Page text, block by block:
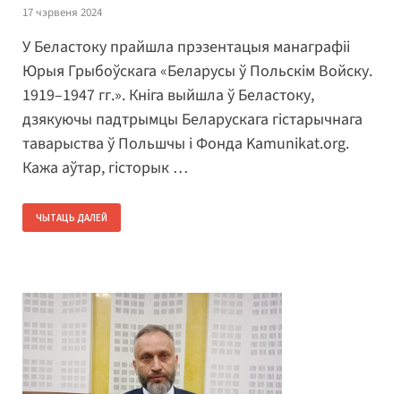
17 чэрвеня 2024
У Беластоку прайшла прэзентацыя манаграфіі
Юрыя Грыбоўскага «Беларусы ў Польскім Войску.
1919–1947 гг.». Кніга выйшла ў Беластоку,
дзякуючы падтрымцы Беларускага гістарычнага
таварыства ў Польшчы і Фонда Kamunikat.org.
Кажа аўтар, гісторык …
ЧЫТАЦЬ ДАЛЕЙ